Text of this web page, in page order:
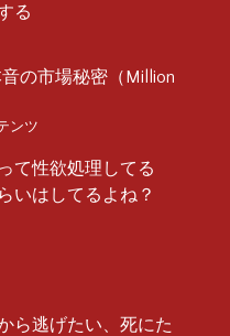
る
の市場秘密（Million
ンツ
て性欲処理してる
いはしてるよね？
ら逃げたい、死にた